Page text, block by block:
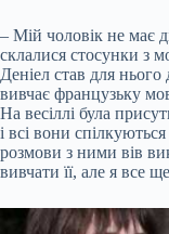
– Мій чоловік не має
склалися стосунки з
Деніел став для
вивчає французьку
На весіллі була
і всі вони
розмови з ними вів
вивчати її, але я все